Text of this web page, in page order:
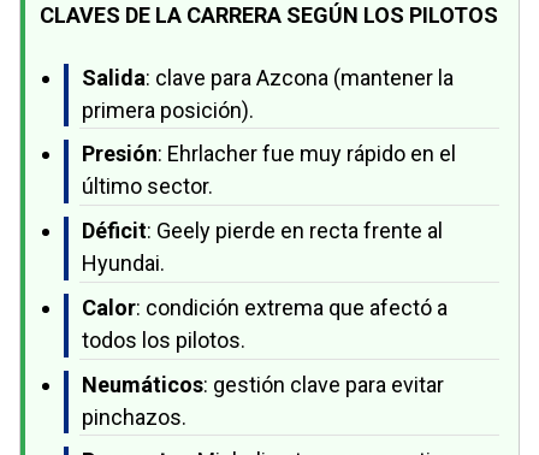
CLAVES DE LA CARRERA SEGÚN LOS PILOTOS
Salida: clave para Azcona (mantener la
primera posición).
Presión: Ehrlacher fue muy rápido en el
último sector.
Déficit: Geely pierde en recta frente al
Hyundai.
Calor: condición extrema que afectó a
todos los pilotos.
Neumáticos: gestión clave para evitar
pinchazos.